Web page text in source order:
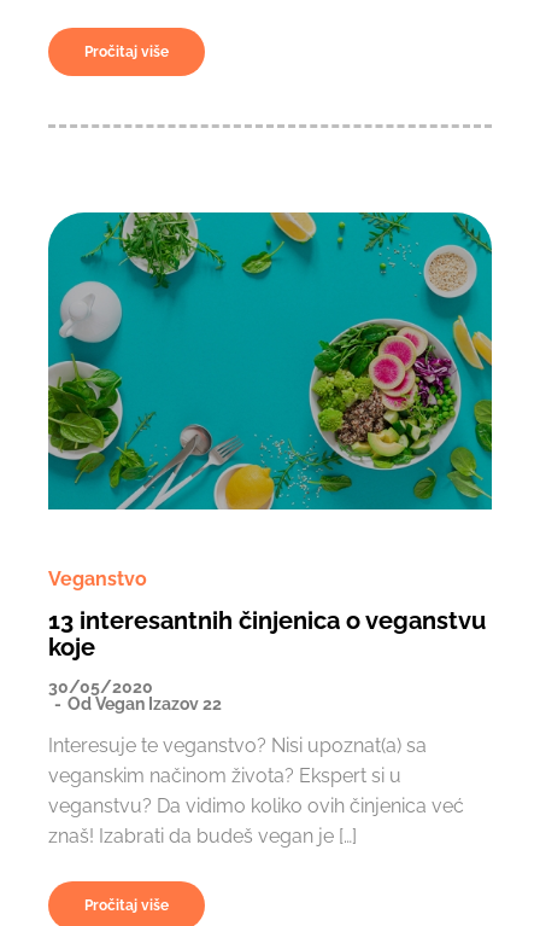
Pročitaj više
Veganstvo
13 interesantnih činjenica o veganstvu
koje
30/05/2020
OdVegan Izazov 22
Interesuje te veganstvo? Nisi upoznat(a) sa
veganskim načinom života? Ekspert si u
veganstvu? Da vidimo koliko ovih činjenica već
znaš! Izabrati da budeš vegan je […]
Pročitaj više